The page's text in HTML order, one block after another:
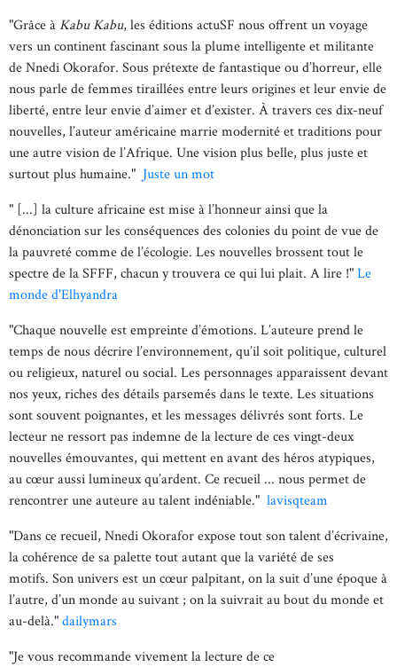
"Grâce àKabu Kabu, les éditions actuSF nous offrent un voyage
vers un continent fascinant sous la plume intelligente et militante
de Nnedi Okorafor. Sous prétexte de fantastique ou d’horreur, elle
nous parle de femmes tiraillées entre leurs origines et leur envie de
liberté, entre leur envie d’aimer et d’exister. À travers ces dix-neuf
nouvelles, l’auteur américaine marrie modernité et traditions pour
une autre vision de l’Afrique. Une vision plus belle, plus juste et
surtout plus humaine." Juste un mot
" [...] la culture africaine est mise à l’honneur ainsi que la
dénonciation sur les conséquences des colonies du point de vue de
la pauvreté comme de l’écologie. Les nouvelles brossent tout le
spectre de la SFFF, chacun y trouvera ce qui lui plait. A lire !"Le
monde d'Elhyandra
"Chaque nouvelle est empreinte d’émotions. L’auteure prend le
temps de nous décrire l’environnement, qu’il soit politique, culturel
ou religieux, naturel ou social. Les personnages apparaissent devant
nos yeux, riches des détails parsemés dans le texte. Les situations
sont souvent poignantes, et les messages délivrés sont forts. Le
lecteur ne ressort pas indemne de la lecture de ces vingt-deux
nouvelles émouvantes, qui mettent en avant des héros atypiques,
au cœur aussi lumineux qu’ardent. Ce recueil ... nous permet de
rencontrer une auteure au talent indéniable." lavisqteam
"Dans ce recueil, Nnedi Okorafor expose tout son talent d’écrivaine,
la cohérence de sa palette tout autant que la variété de ses
motifs. Son univers est un cœur palpitant, on la suit d’une époque à
l’autre, d’un monde au suivant ; on la suivrait au bout du monde et
au-delà."dailymars
"Je vous recommande vivement la lecture de ce